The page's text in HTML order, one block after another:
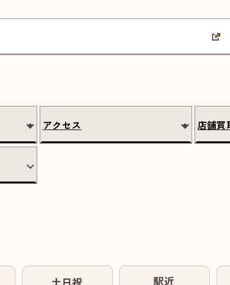
アクセス 店舗買